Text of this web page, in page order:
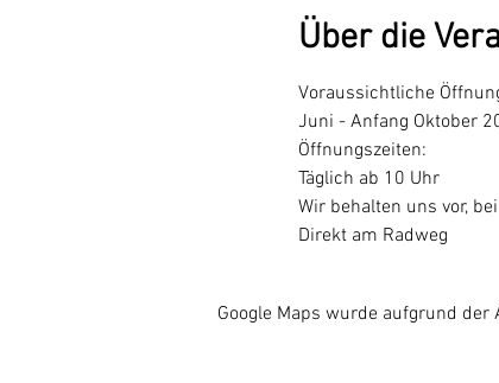
Über die
Voraussichtliche
Juni - Anfang Oktober
Öffnungszeiten:
Täglich ab 10 Uhr
Wir behalten uns vor,
Direkt am Radweg
Google Maps wurde aufgrund